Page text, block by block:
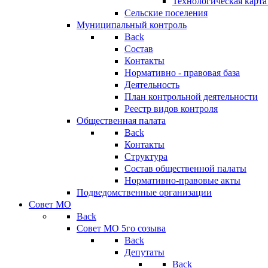
Сельские поселения
Муниципальный контроль
Back
Состав
Контакты
Нормативно - правовая база
Деятельность
План контрольной деятельности
Реестр видов контроля
Общественная палата
Back
Контакты
Структура
Состав общественной палаты
Нормативно-правовые акты
Подведомственные организации
Совет МО
Back
Совет МО 5го созыва
Back
Депутаты
Back